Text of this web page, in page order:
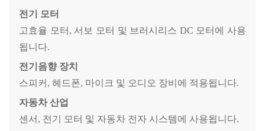
전기 모터
고효율 모터, 서보 모터 및 브러시리스 DC 모터에 사용
됩니다.
전기음향 장치
스피커, 헤드폰, 마이크 및 오디오 장비에 적용됩니다.
자동차 산업
센서, 전기 모터 및 자동차 전자 시스템에 사용됩니다.